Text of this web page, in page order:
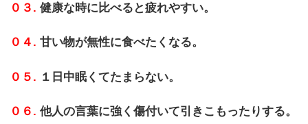
０３. 健康な時に比べると疲れやすい。
０４. 甘い物が無性に食べたくなる。
０５. １日中眠くてたまらない。
０６. 他人の言葉に強く傷付いて引きこもったりする。